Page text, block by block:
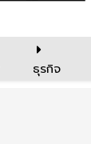
ธุรกิจ